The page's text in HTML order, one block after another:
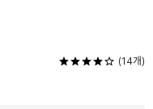
(14개)